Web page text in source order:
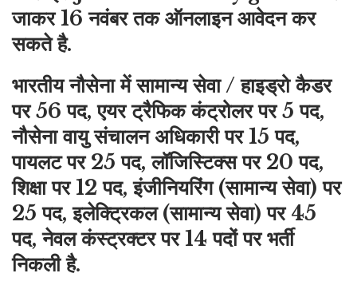
जाकर 16 नवंबर तक ऑनलाइन आवेदन कर
सकते है.
भारतीय नौसेना में सामान्य सेवा / हाइड्रो कैडर
पर 56 पद, एयर ट्रैफिक कंट्रोलर पर 5 पद,
नौसेना वायु संचालन अधिकारी पर 15 पद,
पायलट पर 25 पद, लॉजिस्टिक्स पर 20 पद,
शिक्षा पर 12 पद, इंजीनियरिंग (सामान्य सेवा) पर
25 पद, इलेक्ट्रिकल (सामान्य सेवा) पर 45
पद, नेवल कंस्ट्रक्टर पर 14 पदों पर भर्ती
निकली है.